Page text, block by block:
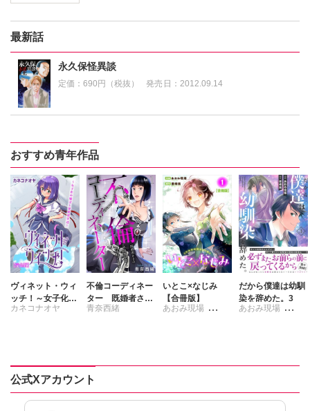
最新話
永久保怪異談
定価：690円（税抜） 発売日： 2012.09.14
おすすめ青年作品
ヴィネット・ウィ
ッチ！～女子化の
魔法と異世界生活
カネコナオヤ
不倫コーディネー
ター 既婚者さま
の不道徳な恋、お
青奈西緒
いとこ×なじみ
【合冊版】
あおみ現場
だから僕達は幼馴
染を辞めた。3
あおみ現場
公式Xアカウント